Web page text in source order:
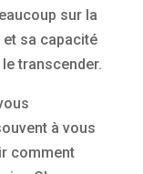
sur la
sa capacité
transcender.
à vous
comment